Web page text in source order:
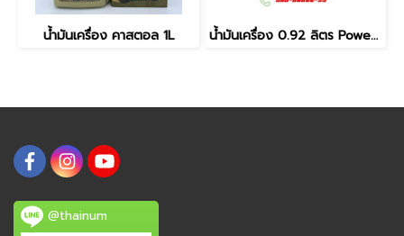
น้ำมันเครื่อง คาสตอล 1L น้ำมันเครื่อง 0.92 ลิตร Power1 4AT ออโตเมติก + น้ำมันเกียร์ ยี่ห้อ Castrol (จำหน่ายยกลัง บรรจุ 6กล่อง)
@thainum